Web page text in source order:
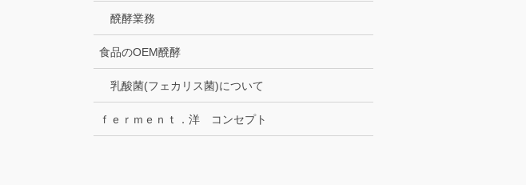
醗酵業務
食品のOEM醗酵
乳酸菌(フェカリス菌)について
ｆｅｒｍｅｎｔ．洋 コンセプト